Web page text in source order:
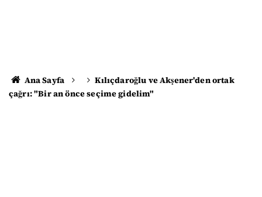
Ana Sayfa
Kılıçdaroğlu ve Akşener'den ortak
çağrı: "Bir an önce seçime gidelim"